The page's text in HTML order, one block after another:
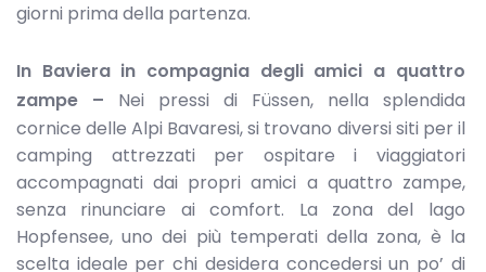
giorni prima della partenza.
In Baviera in compagnia degli amici a quattro
zampe – Nei pressi di Füssen, nella splendida
cornice delle Alpi Bavaresi, si trovano diversi siti per il
camping attrezzati per ospitare i viaggiatori
accompagnati dai propri amici a quattro zampe,
senza rinunciare ai comfort. La zona del lago
Hopfensee, uno dei più temperati della zona, è la
scelta ideale per chi desidera concedersi un po’ di